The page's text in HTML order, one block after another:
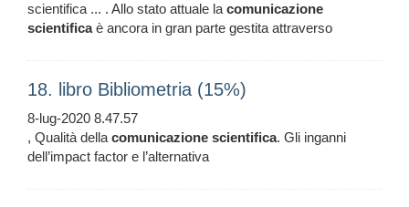
scientifica ... . Allo stato attuale lacomunicazione
scientificaè ancora in gran parte gestita attraverso
18. libro Bibliometria (15%)
8-lug-2020 8.47.57
, Qualità dellacomunicazione scientifica. Gli inganni
dell’impact factor e l’alternativa